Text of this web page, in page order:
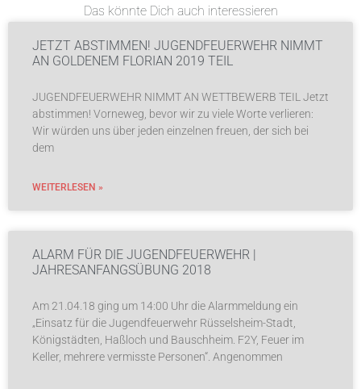
Das könnte Dich auch interessieren
JETZT ABSTIMMEN! JUGENDFEUERWEHR NIMMT
AN GOLDENEM FLORIAN 2019 TEIL
JUGENDFEUERWEHR NIMMT AN WETTBEWERB TEIL Jetzt
abstimmen! Vorneweg, bevor wir zu viele Worte verlieren:
Wir würden uns über jeden einzelnen freuen, der sich bei
dem
WEITERLESEN »
ALARM FÜR DIE JUGENDFEUERWEHR |
JAHRESANFANGSÜBUNG 2018
Am 21.04.18 ging um 14:00 Uhr die Alarmmeldung ein
„Einsatz für die Jugendfeuerwehr Rüsselsheim-Stadt,
Königstädten, Haßloch und Bauschheim. F2Y, Feuer im
Keller, mehrere vermisste Personen“. Angenommen